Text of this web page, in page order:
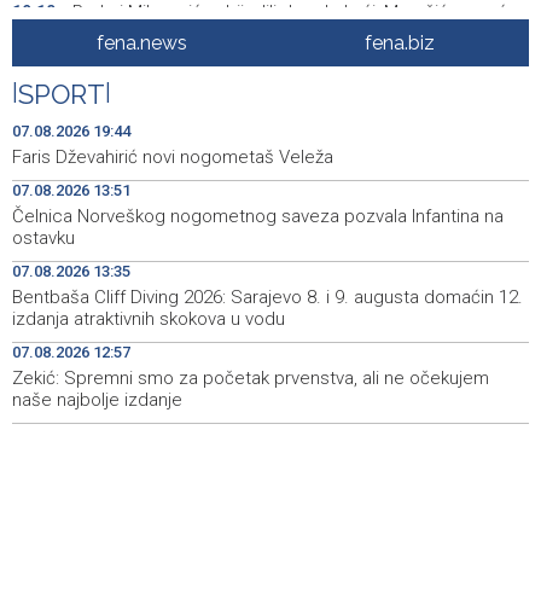
19:10
Rudari Milanovića ubijedili da ode kući, Memčić se već
ponovo vratio u jamu 'Raspotočje'
19:03
Sarajevo Film Festival presents Kinoscope and
Kinoscope Surreal programs
19:00 Najave događaja za 8. 8. 2026. godine (subota)
18:58
Fire breaks out across more than 40 hectares in Grude,
firefighters and Air Tractors on the ground
18:55
Zelenski doputovao u Beograd, sutra sastanak s
Vučićem
18:32
third expected on Saturday
fena.news fena.biz
SPORT
07.08.2026 19:44
Faris Dževahirić novi nogometaš Veleža
07.08.2026 13:51
Čelnica Norveškog nogometnog saveza pozvala Infantina na
ostavku
07.08.2026 13:35
Bentbaša Cliff Diving 2026: Sarajevo 8. i 9. augusta domaćin 12.
izdanja atraktivnih skokova u vodu
07.08.2026 12:57
Zekić: Spremni smo za početak prvenstva, ali ne očekujem
naše najbolje izdanje